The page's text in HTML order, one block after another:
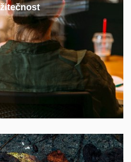
jsou schopni propojovat
a orientovat se v rychle
prostředí energetiky.